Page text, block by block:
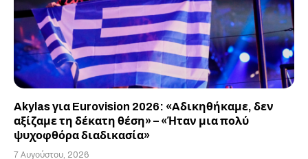
Akylas για Eurovision 2026: «Aδικηθήκαμε, δεν
αξίζαμε τη δέκατη θέση» – «Ήταν μια πολύ
ψυχοφθόρα διαδικασία»
7 Αυγούστου, 2026